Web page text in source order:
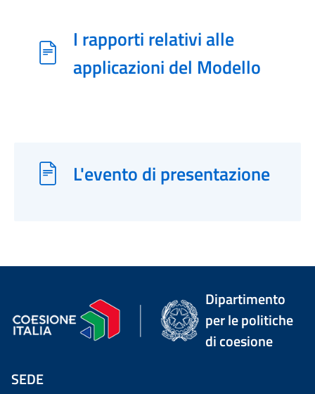
I rapporti relativi alle
applicazioni del Modello
L'evento di presentazione
Dipartimento
per le politiche
di coesione
SEDE